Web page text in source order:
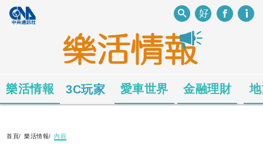
樂活情報 3C玩家 愛車世界 金融理財
首頁/ 樂活情報/ 內容